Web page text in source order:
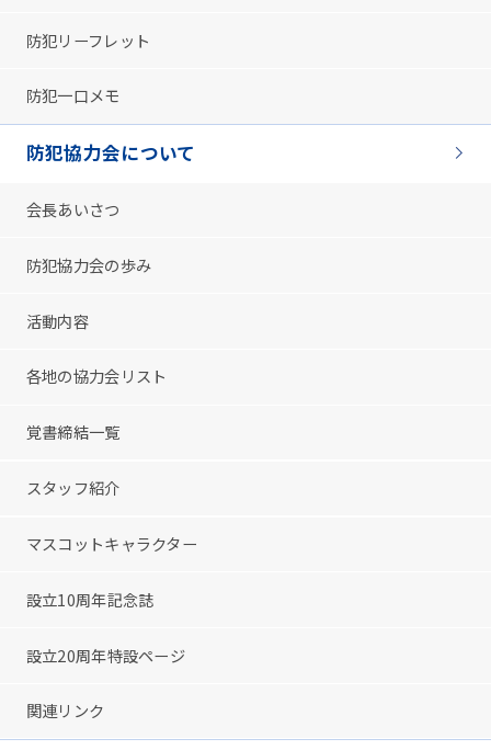
防犯リーフレット
防犯一口メモ
防犯協力会について
会長あいさつ
防犯協力会の歩み
活動内容
各地の協力会リスト
覚書締結一覧
スタッフ紹介
マスコットキャラクター
設立10周年記念誌
設立20周年特設ページ
関連リンク